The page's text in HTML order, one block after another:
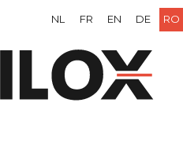
NL FR EN DE RO